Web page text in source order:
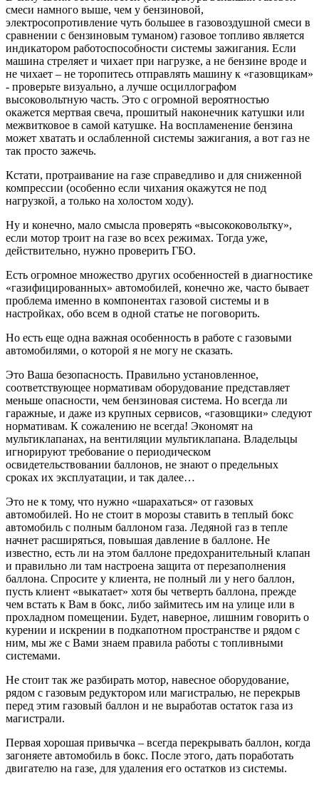
смеси намного выше, чем у бензиновой,
электросопротивление чуть большее в газовоздушной смеси в
сравнении с бензиновым туманом) газовое топливо является
индикатором работоспособности системы зажигания. Если
машина стреляет и чихает при нагрузке, а не бензине вроде и
не чихает – не торопитесь отправлять машину к «газовщикам»
- проверьте визуально, а лучше осциллографом
высоковольтную часть. Это с огромной вероятностью
окажется мертвая свеча, прошитый наконечник катушки или
межвитковое в самой катушке. На воспламенение бензина
может хватать и ослабленной системы зажигания, а вот газ не
так просто зажечь.
Кстати, протраивание на газе справедливо и для сниженной
компрессии (особенно если чихания окажутся не под
нагрузкой, а только на холостом ходу).
Ну и конечно, мало смысла проверять «высококовольтку»,
если мотор троит на газе во всех режимах. Тогда уже,
действительно, нужно проверить ГБО.
Есть огромное множество других особенностей в диагностике
«газифицированных» автомобилей, конечно же, часто бывает
проблема именно в компонентах газовой системы и в
настройках, обо всем в одной статье не поговорить.
Но есть еще одна важная особенность в работе с газовыми
автомобилями, о которой я не могу не сказать.
Это Ваша безопасность. Правильно установленное,
соответствующее нормативам оборудование представляет
меньше опасности, чем бензиновая система. Но всегда ли
гаражные, и даже из крупных сервисов, «газовщики» следуют
нормативам. К сожалению не всегда! Экономят на
мультиклапанах, на вентиляции мультиклапана. Владельцы
игнорируют требование о периодическом
освидетельствовании баллонов, не знают о предельных
сроках их эксплуатации, и так далее…
Это не к тому, что нужно «шарахаться» от газовых
автомобилей. Но не стоит в морозы ставить в теплый бокс
автомобиль с полным баллоном газа. Ледяной газ в тепле
начнет расширяться, повышая давление в баллоне. Не
известно, есть ли на этом баллоне предохранительный клапан
и правильно ли там настроена защита от перезаполнения
баллона. Спросите у клиента, не полный ли у него баллон,
пусть клиент «выкатает» хотя бы четверть баллона, прежде
чем встать к Вам в бокс, либо займитесь им на улице или в
прохладном помещении. Будет, наверное, лишним говорить о
курении и искрении в подкапотном пространстве и рядом с
ним, мы же с Вами знаем правила работы с топливными
системами.
Не стоит так же разбирать мотор, навесное оборудование,
рядом с газовым редуктором или магистралью, не перекрыв
перед этим газовый баллон и не выработав остаток газа из
магистрали.
Первая хорошая привычка – всегда перекрывать баллон, когда
загоняете автомобиль в бокс. После этого, дать поработать
двигателю на газе, для удаления его остатков из системы.